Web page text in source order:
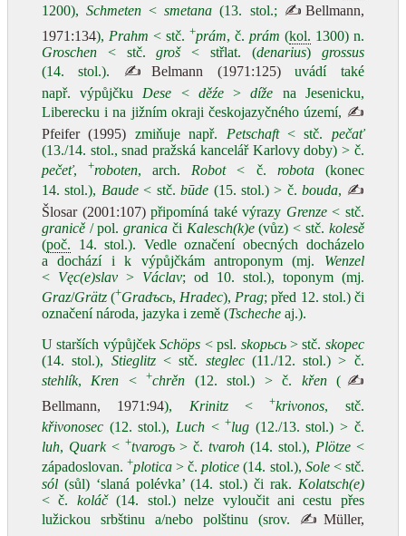
1200),Schmeten <smetana (13. stol.; ✍Bellmann,
1971:134), Prahm < stč. +prám, č. prám (kol. 1300) n.
Groschen < stč.groš< střlat. (denarius) grossus
(14. stol.). ✍Belmann (1971:125)uvádí také
např. výpůjčku Dese < děźe>díže na Jesenicku,
Liberecku i na jižním okraji českojazyčného území, ✍
Pfeifer (1995) zmiňuje např. Petschaft< stč. pečať
(13./14. stol., snad pražská kancelář Karlovy doby) > č.
pečeť,+roboten, arch.Robot< č. robota(konec
14. stol.), Baude< stč.būde (15. stol.) > č.bouda, ✍
Šlosar (2001:107)připomíná také výrazy Grenze< stč.
granicě / pol.granica či Kalesch(k)e(vůz) < stč. kolesě
(poč. 14. stol.). Vedle označení obecných docházelo
a dochází i k výpůjčkám antroponym (mj. Wenzel
< Vęc(e)slav> Václav; od 10. stol.), toponym (mj.
Graz/Grätz (+Gradъcь, Hradec), Prag; před 12. stol.) či
označení národa, jazyka i země (Tscheche aj.).
U starších výpůjčekSchöps < psl. skopьcь> stč. skopec
(14. stol.), Stieglitz< stč. steglec(11./12. stol.) > č.
stehlík, Kren <+chrěn (12. stol.) > č. křen( ✍
Bellmann, 1971:94), Krinitz<+krivonos, stč.
křivonosec (12. stol.), Luch<+lug (12./13. stol.) > č.
luh, Quark< +tvarogъ> č.tvaroh (14. stol.), Plötze<
západoslovan.+plotica > č.plotice (14. stol.), Sole< stč.
sól (sůl) ‘slaná polévka’ (14. stol.) či rak. Kolatsch(e)
< č. koláč(14. stol.) nelze vyloučit ani cestu přes
lužickou srbštinu a/nebo polštinu (srov. ✍Müller,